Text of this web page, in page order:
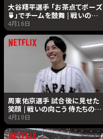
大谷翔平選手 「お茶点てポーズ
🍵」でチームを鼓舞 | 戦いの向
こう 侍たちの記録 2026
WORLD BASEBALL CLASSIC
| Netflix Japan
4月16日
周東佑京選手 試合後に見せた
笑顔 | 戦いの向こう 侍たちの記
録 2026 WORLD BASEBALL
CLASSIC | Netflix Japan
4月10日